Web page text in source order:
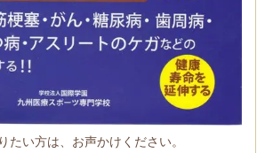
たい方は、お声かけください。